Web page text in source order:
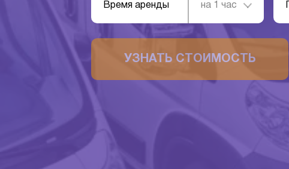
Время аренды на 1 час
УЗНАТЬ СТОИМОСТЬ